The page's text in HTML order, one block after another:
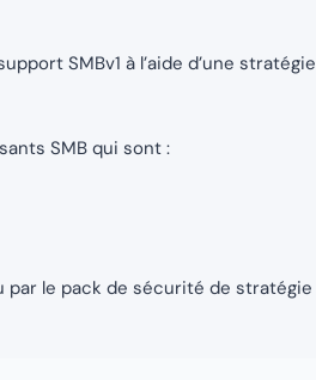
SMBv1 à l’aide d’une stratégie
SMB qui sont :
par le pack de sécurité de stratégie